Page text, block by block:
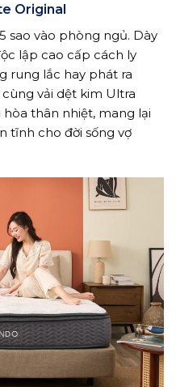
Original
sao vào phòng ngủ. Dày
lập cao cấp cách ly
rung lắc hay phát ra
vải dệt kim Ultra
thân nhiệt, mang lại
tĩnh cho đời sống vợ